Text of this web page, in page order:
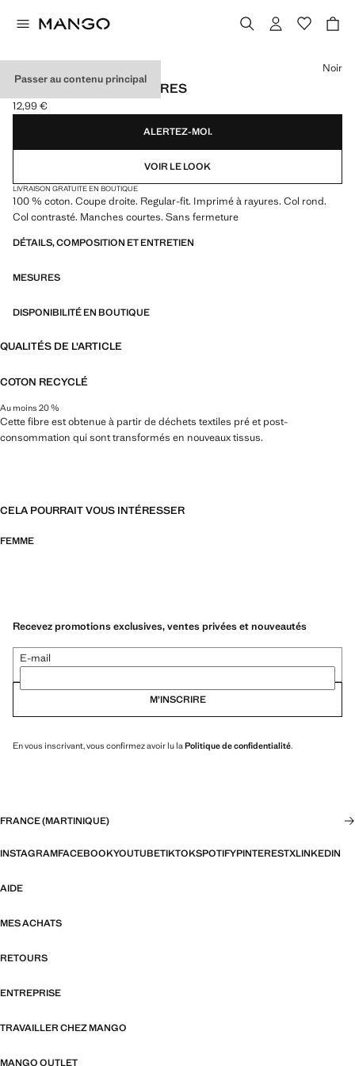
Passer au contenu principal
T-SHIRT COTON À RAYURES
Prix actuel [12,99 € ]
12,99 €
Choisissez une couleur
Noir
ALERTEZ-MOI.
VOIR LE LOOK
LIVRAISON GRATUITE EN BOUTIQUE
100 % coton. Coupe droite. Regular-fit. Imprimé à rayures. Col rond.
Col contrasté. Manches courtes. Sans fermeture
DÉTAILS, COMPOSITION ET ENTRETIEN
MESURES
DISPONIBILITÉ EN BOUTIQUE
QUALITÉS DE L'ARTICLE
COTON RECYCLÉ
Au moins 20 %
Cette fibre est obtenue à partir de déchets textiles pré et post-
consommation qui sont transformés en nouveaux tissus.
CELA POURRAIT VOUS INTÉRESSER
FEMME
Recevez promotions exclusives, ventes privées et nouveautés
E-mail
M’INSCRIRE
En vous inscrivant, vous confirmez avoir lu laPolitique de confidentialité.
FRANCE (MARTINIQUE)
INSTAGRAMFACEBOOKYOUTUBETIKTOKSPOTIFYPINTERESTXLINKEDIN
AIDE
MES ACHATS
RETOURS
ENTREPRISE
TRAVAILLER CHEZ MANGO
MANGO OUTLET